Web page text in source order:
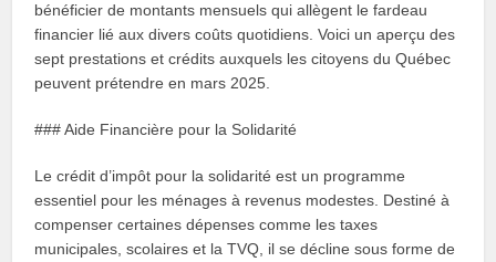
bénéficier de montants mensuels qui allègent le fardeau
financier lié aux divers coûts quotidiens. Voici un aperçu des
sept prestations et crédits auxquels les citoyens du Québec
peuvent prétendre en mars 2025.
### Aide Financière pour la Solidarité
Le crédit d’impôt pour la solidarité est un programme
essentiel pour les ménages à revenus modestes. Destiné à
compenser certaines dépenses comme les taxes
municipales, scolaires et la TVQ, il se décline sous forme de